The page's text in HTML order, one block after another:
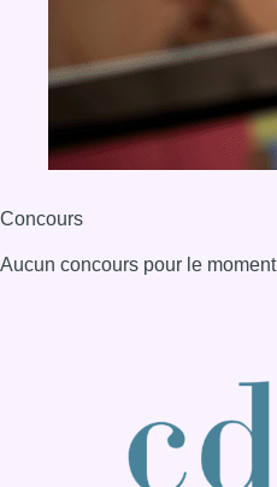
Concours
Aucun concours pour le moment